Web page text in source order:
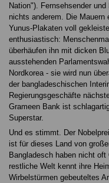
Nation"). Fernsehsender
nichts anderem. Die
Yunus-Plakaten voll
enthusiastisch:
überhäufen ihn mit dicken
ausstehenden
Nordkorea - sie wird nun
der bangladeschischen
Regierungsgeschäfte
Grameen Bank ist
Superstar.
Und es stimmt. Der
ist für dieses Land von
Bangladesch haben nicht
restliche Welt kennt ihre
Wirbelstürmen gebeuteltes